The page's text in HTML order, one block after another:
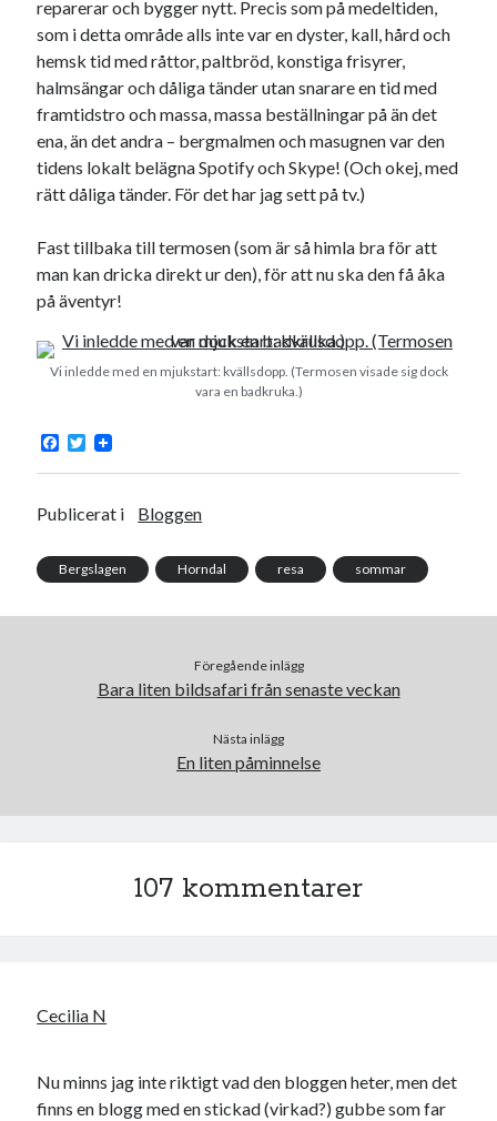
En amerikansk språkpolis
Fula biblioteksböcker
Egna länkar
Bokstävlar & AI – mitt levebröd. Gå en kurs!
Den stora bloggläsarvärvsveckan
Godisbrödet från himlen
Länkskolan
Lotten som Sommarpratare (i fantasin alltså: grupp på FB)
Vad ska du laga för mat idag? (Recept!)
Logga in
WordPress.org
Swish: 070-8885542
reparerar och bygger nytt. Precis som på medeltiden,
som i detta område alls inte var en dyster, kall, hård och
hemsk tid med råttor, paltbröd, konstiga frisyrer,
halmsängar och dåliga tänder utan snarare en tid med
framtidstro och massa, massa beställningar på än det
ena, än det andra – bergmalmen och masugnen var den
tidens lokalt belägna Spotify och Skype! (Och okej, med
rätt dåliga tänder. För det har jag sett på tv.)
Fast tillbaka till termosen (som är så himla bra för att
man kan dricka direkt ur den), för att nu ska den få åka
på äventyr!
Vi inledde med en mjukstart: kvällsdopp. (Termosen visade sig dock
vara en badkruka.)
F
c
b
k
T
i
t
Publicerat i Bloggen
Bergslagen Horndal resa sommar
Föregående inlägg
Bara liten bildsafari från senaste veckan
Nästa inlägg
En liten påminnelse
107 kommentarer
Cecilia N
Nu minns jag inte riktigt vad den bloggen heter, men det
finns en blogg med en stickad (virkad?) gubbe som far